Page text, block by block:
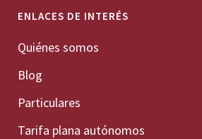
ENLACES DE INTERÉS
Quiénes somos
Blog
Particulares
Tarifa plana autónomos